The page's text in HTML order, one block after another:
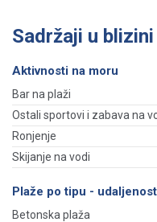
Sadržaji u blizini
Aktivnosti na moru
Bar na plaži
Ostali sportovi i zabava na
Ronjenje
Skijanje na vodi
Plaže po tipu -
Betonska plaža